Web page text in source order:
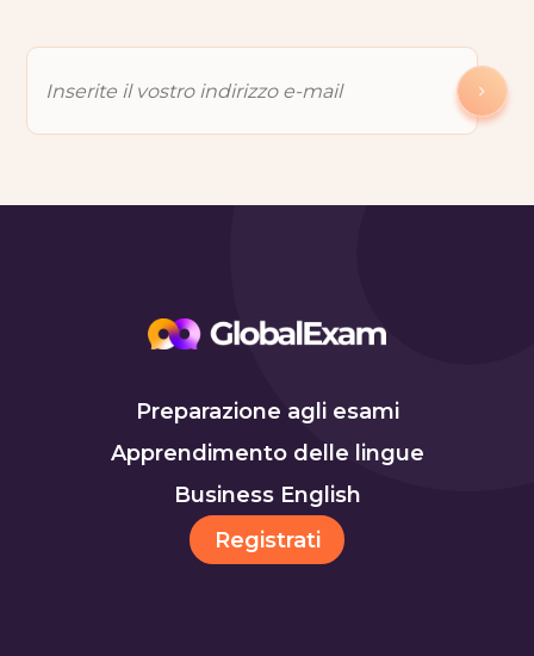
Preparazione agli esami
Apprendimento delle lingue
Business English
Registrati